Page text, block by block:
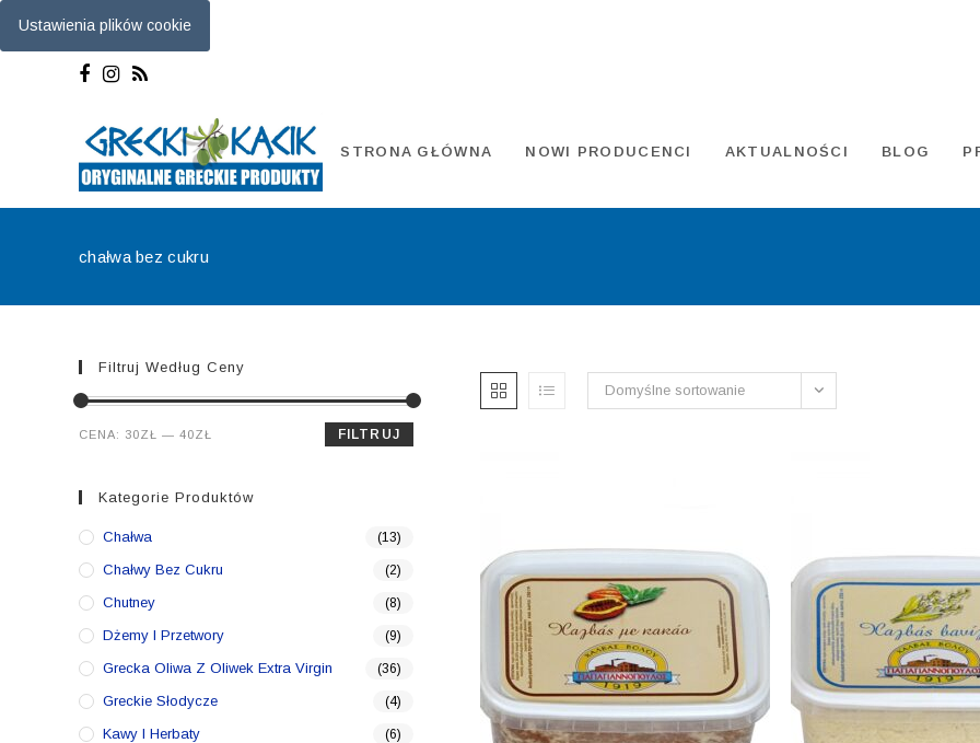
Ustawienia plików cookie
STRONA GŁÓWNA NOWI PRODUCENCI AKTUALNOŚCI BLOG
chałwa bez cukru
Domyślne sortowanie
Filtruj Według Ceny
Cena
Cena
FILTRUJ
CENA: 30ZŁ — 40ZŁ
Kategorie Produktów
Chałwa (13)
Chałwy Bez Cukru (2)
Chutney (8)
Dżemy I Przetwory (9)
Grecka Oliwa Z Oliwek Extra Virgin (36)
Greckie Słodycze (4)
Kawy I Herbaty (6)